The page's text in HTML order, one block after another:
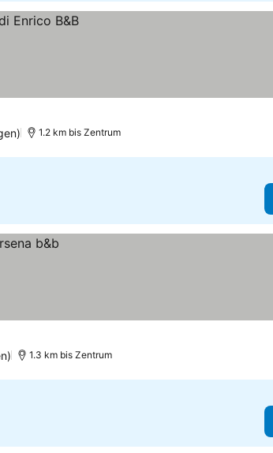
1.2 km bis Zentrum
1.3 km bis Zentrum